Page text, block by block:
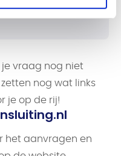
vraag nog niet
nog wat links
je op de rij!
het aanvragen en